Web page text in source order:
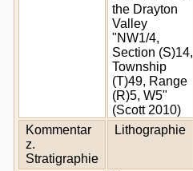
the Drayton
Valley
"NW1/4,
Section (S)14,
Township
(T)49, Range
(R)5, W5"
(Scott 2010)
Kommentar
z.
Stratigraphie
Lithographie